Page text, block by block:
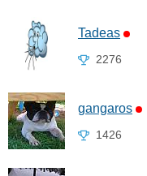
Tadeas
2276
gangaros
1426